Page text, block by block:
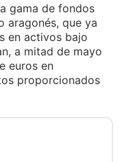
gama de fondos
aragonés, que ya
en activos bajo
a mitad de mayo
euros en
proporcionados